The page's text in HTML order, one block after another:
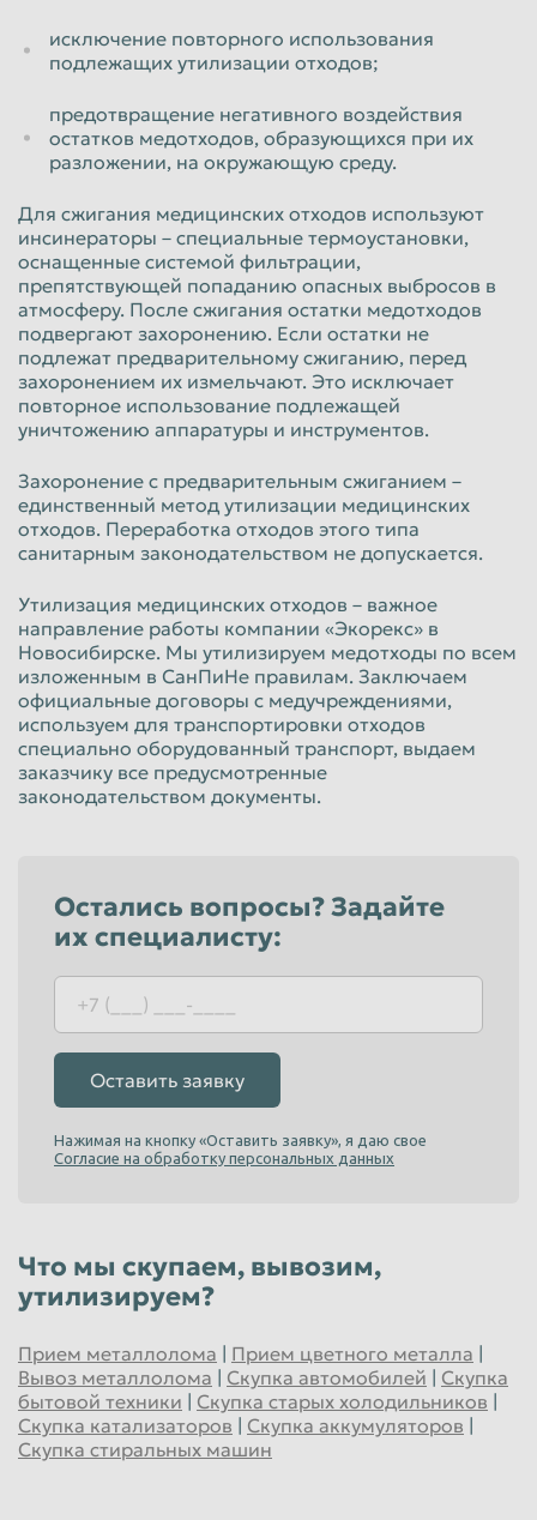
исключение повторного использования
подлежащих утилизации отходов;
предотвращение негативного воздействия
остатков медотходов, образующихся при их
разложении, на окружающую среду.
Для сжигания медицинских отходов используют
инсинераторы – специальные термоустановки,
оснащенные системой фильтрации,
препятствующей попаданию опасных выбросов в
атмосферу. После сжигания остатки медотходов
подвергают захоронению. Если остатки не
подлежат предварительному сжиганию, перед
захоронением их измельчают. Это исключает
повторное использование подлежащей
уничтожению аппаратуры и инструментов.
Захоронение с предварительным сжиганием –
единственный метод утилизации медицинских
отходов. Переработка отходов этого типа
санитарным законодательством не допускается.
Утилизация медицинских отходов – важное
направление работы компании «Экорекс» в
Новосибирске. Мы утилизируем медотходы по всем
изложенным в СанПиНе правилам. Заключаем
официальные договоры с медучреждениями,
используем для транспортировки отходов
специально оборудованный транспорт, выдаем
заказчику все предусмотренные
законодательством документы.
Остались вопросы? Задайте
их специалисту:
Оставить заявку
Нажимая на кнопку «Оставить заявку», я даю свое
Согласие на обработку персональных данных
Что мы скупаем, вывозим,
утилизируем?
Прием металлолома | Прием цветного металла |
Вывоз металлолома | Скупка автомобилей | Скупка
бытовой техники | Скупка старых холодильников |
Скупка катализаторов | Скупка аккумуляторов |
Скупка стиральных машин